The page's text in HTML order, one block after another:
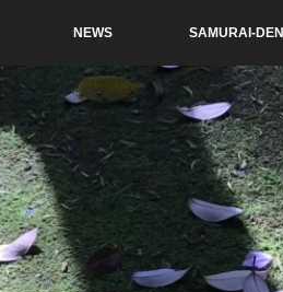
NEWS SAMURAI-DEN